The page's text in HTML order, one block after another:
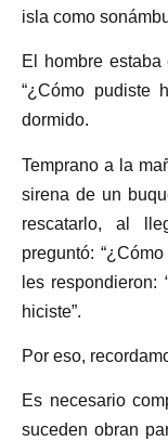
isla como
El hombre
“¿Cómo pudiste
dormido.
Temprano a la
sirena de un
rescatarlo, al
preguntó:
les
hiciste”.
Por eso,
Es necesario
suceden obran